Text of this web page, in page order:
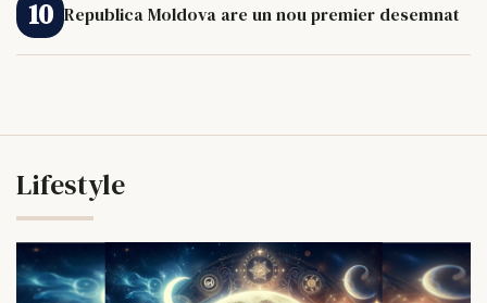
Republica Moldova are un nou premier desemnat
Lifestyle